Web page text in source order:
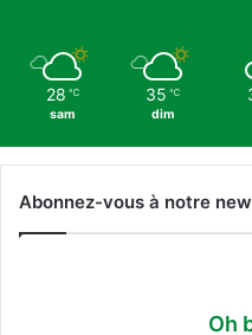
a
g
28 ℃
sam
35 ℃
dim
Abonnez-vous à notre
Oh